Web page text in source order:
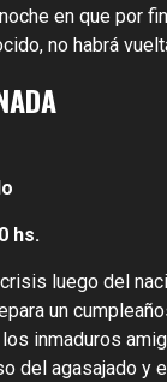
en que por
no habrá
hs.
luego del
un
inmaduros
del agasajado y